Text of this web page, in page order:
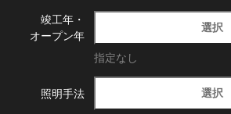
竣工年・
オープン年
選択
指定なし
照明手法 選択